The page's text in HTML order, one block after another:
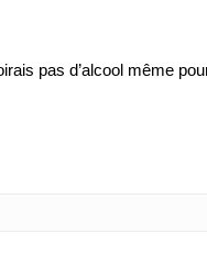
pas d’alcool même